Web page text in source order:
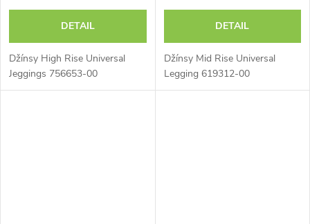
DETAIL
Džínsy High Rise Universal
Jeggings 756653-00
DETAIL
Džínsy Mid Rise Universal
Legging 619312-00